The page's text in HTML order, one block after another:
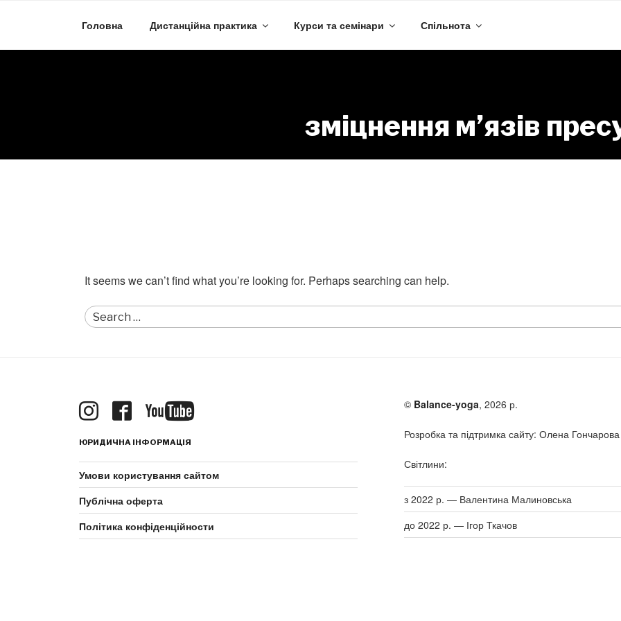
Головна Дистанційна практика Курси та семінари Спільнота
зміцнення м’язів
It seems we can’t find what you’re looking for. Perhaps searching can help.
Search
for:
ЮРИДИЧНА ІНФОРМАЦІЯ
Умови користування сайтом
Публічна оферта
Політика конфіденційности
© Balance-yoga, 2026 р.
Розробка та підтримка сайту: Олена Гончарова
Світлини:
з 2022 р. — Валентина Малиновська
до 2022 р. — Ігор Ткачов